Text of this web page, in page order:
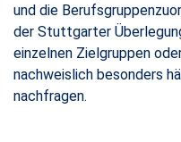
und die
der Stuttgarter
einzelnen Zielgruppen
nachweislich besonders
nachfragen.